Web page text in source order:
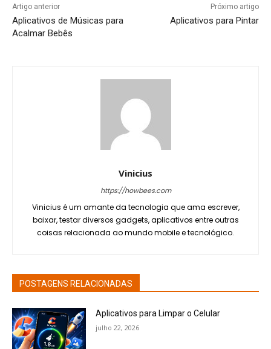
Artigo anterior
Aplicativos de Músicas para
Acalmar Bebês
Próximo artigo
Aplicativos para Pintar
Vinicius
https://howbees.com
Vinicius é um amante da tecnologia que ama escrever,
baixar, testar diversos gadgets, aplicativos entre outras
coisas relacionada ao mundo mobile e tecnológico.
POSTAGENS RELACIONADAS
Aplicativos para Limpar o Celular
julho 22, 2026